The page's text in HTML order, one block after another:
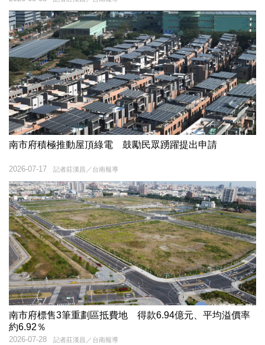
南市府積極推動屋頂綠電 鼓勵民眾踴躍提出申請
記者莊漢昌／台南報導
2026-07-17
南市府標售3筆重劃區抵費地 得款6.94億元、平均溢價率
約6.92％
記者莊漢昌／台南報導
2026-07-28